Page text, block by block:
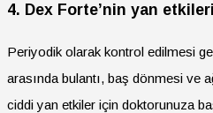
4. Dex Forte’nin yan
Periyodik olarak kontrol edilmesi
arasında bulantı, baş dönmesi ve
ciddi yan etkiler için doktorunuza